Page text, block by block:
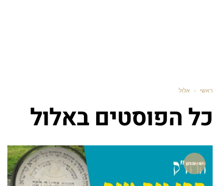
ראשי › אלול
כל הפוסטים באלול
ימי זכרון